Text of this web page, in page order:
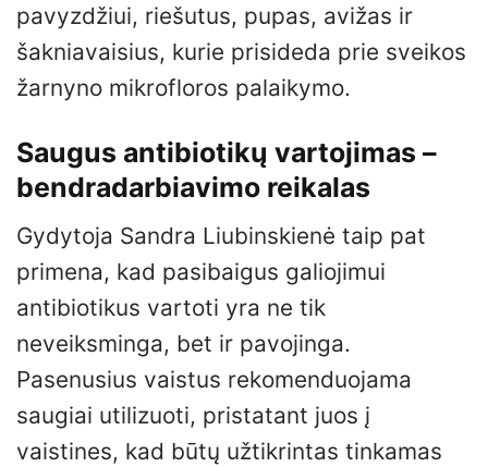
pavyzdžiui, riešutus, pupas, avižas ir
šakniavaisius, kurie prisideda prie sveikos
žarnyno mikrofloros palaikymo.
Saugus antibiotikų vartojimas –
bendradarbiavimo reikalas
Gydytoja Sandra Liubinskienė taip pat
primena, kad pasibaigus galiojimui
antibiotikus vartoti yra ne tik
neveiksminga, bet ir pavojinga.
Pasenusius vaistus rekomenduojama
saugiai utilizuoti, pristatant juos į
vaistines, kad būtų užtikrintas tinkamas